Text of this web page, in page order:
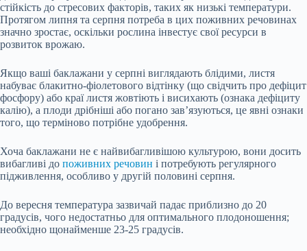
стійкість до стресових факторів, таких як низькі температури.
Протягом липня та серпня потреба в цих поживних речовинах
значно зростає, оскільки рослина інвестує свої ресурси в
розвиток врожаю.
Якщо ваші баклажани у серпні виглядають блідими, листя
набуває блакитно-фіолетового відтінку (що свідчить про дефіцит
фосфору) або краї листя жовтіють і висихають (ознака дефіциту
калію), а плоди дрібніші або погано зав’язуються, це явні ознаки
того, що терміново потрібне удобрення.
Хоча баклажани не є найвибагливішою культурою, вони досить
вибагливі до поживних речовин і потребують регулярного
підживлення, особливо у другій половині серпня.
До вересня температура зазвичай падає приблизно до 20
градусів, чого недостатньо для оптимального плодоношення;
необхідно щонайменше 23-25 градусів.